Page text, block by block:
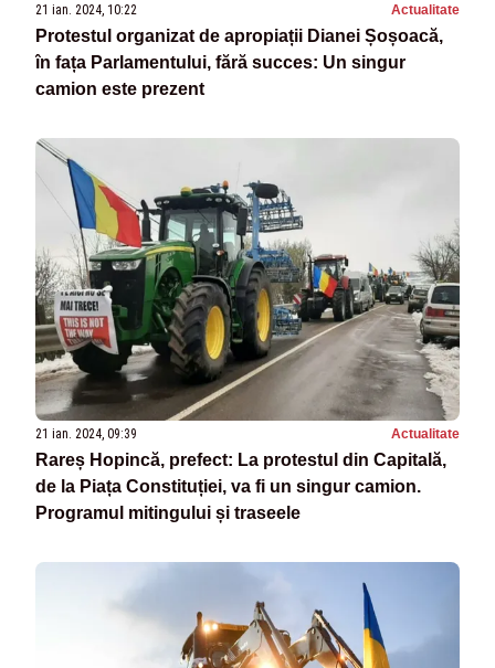
21 ian. 2024, 10:22 Actualitate
Protestul organizat de apropiații Dianei Șoșoacă,
în fața Parlamentului, fără succes: Un singur
camion este prezent
21 ian. 2024, 09:39 Actualitate
Rareș Hopincă, prefect: La protestul din Capitală,
de la Piața Constituției, va fi un singur camion.
Programul mitingului și traseele